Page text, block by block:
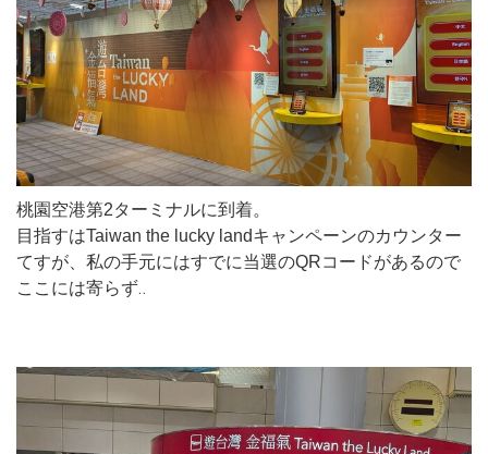
桃園空港第2ターミナルに到着。
目指すはTaiwan the lucky landキャンペーンのカウンター
てすが、私の手元にはすでに当選のQRコードがあるので
ここには寄らず‥